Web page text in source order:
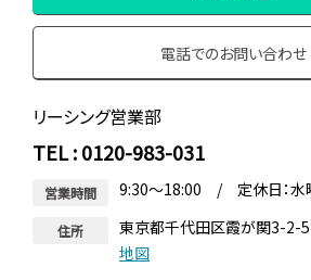
電話でのお問い合わせ
リーシング営業部
TEL : 0120-983-031
営業時間 9:30～18:00 / 定休日：水
住所
東京都千代田区霞が関3-2-
地図